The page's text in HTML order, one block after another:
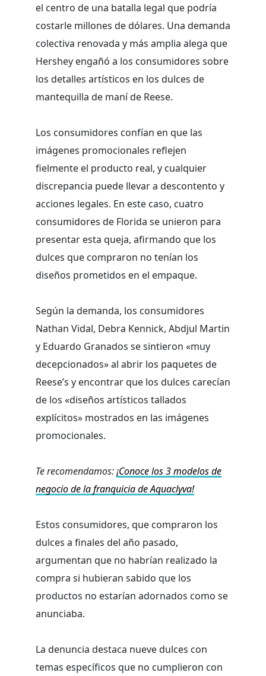
el centro de una batalla legal que podría
costarle millones de dólares. Una demanda
colectiva renovada y más amplia alega que
Hershey engañó a los consumidores sobre
los detalles artísticos en los dulces de
mantequilla de maní de Reese.
Los consumidores confían en que las
imágenes promocionales reflejen
fielmente el producto real, y cualquier
discrepancia puede llevar a descontento y
acciones legales. En este caso, cuatro
consumidores de Florida se unieron para
presentar esta queja, afirmando que los
dulces que compraron no tenían los
diseños prometidos en el empaque.
Según la demanda, los consumidores
Nathan Vidal, Debra Kennick, Abdjul Martin
y Eduardo Granados se sintieron «muy
decepcionados» al abrir los paquetes de
Reese’s y encontrar que los dulces carecían
de los «diseños artísticos tallados
explícitos» mostrados en las imágenes
promocionales.
Te recomendamos:¡Conoce los 3 modelos de
negocio de la franquicia de Aquaclyva!
Estos consumidores, que compraron los
dulces a finales del año pasado,
argumentan que no habrían realizado la
compra si hubieran sabido que los
productos no estarían adornados como se
anunciaba.
La denuncia destaca nueve dulces con
temas específicos que no cumplieron con